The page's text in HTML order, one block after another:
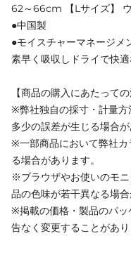
62～66cm 【Lサイズ】
●中国製
●モイスチャーマネージメ
素早く吸収しドライで快適
【商品の購入にあたっての
※弊社独自の採寸・計量方
多少の誤差が生じる場合が
※一部商品において弊社カ
る場合があります。
※ブラウザやお使いのモ
品の色味が若干異なる場合
※掲載の価格・製品のパ
告なく変更することがあ